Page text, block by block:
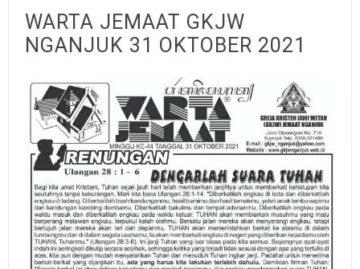
WARTA JEMAAT GKJW
NGANJUK 31 OKTOBER 2021